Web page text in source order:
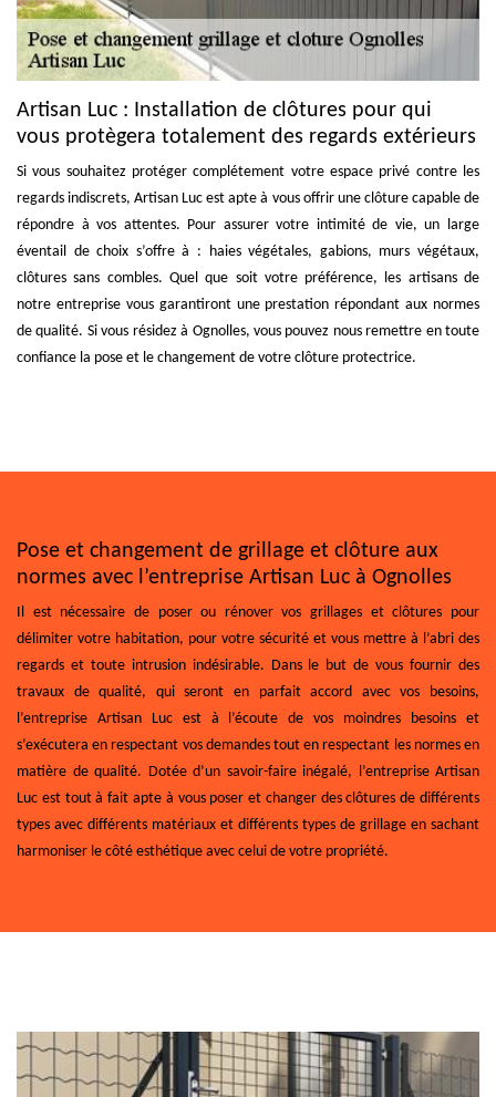
Artisan Luc : Installation de clôtures pour qui
vous protègera totalement des regards extérieurs
Si vous souhaitez protéger complétement votre espace privé contre les
regards indiscrets, Artisan Luc est apte à vous offrir une clôture capable de
répondre à vos attentes. Pour assurer votre intimité de vie, un large
éventail de choix s’offre à : haies végétales, gabions, murs végétaux,
clôtures sans combles. Quel que soit votre préférence, les artisans de
notre entreprise vous garantiront une prestation répondant aux normes
de qualité. Si vous résidez à Ognolles, vous pouvez nous remettre en toute
confiance la pose et le changement de votre clôture protectrice.
Pose et changement de grillage et clôture aux
normes avec l’entreprise Artisan Luc à Ognolles
Il est nécessaire de poser ou rénover vos grillages et clôtures pour
délimiter votre habitation, pour votre sécurité et vous mettre à l’abri des
regards et toute intrusion indésirable. Dans le but de vous fournir des
travaux de qualité, qui seront en parfait accord avec vos besoins,
l’entreprise Artisan Luc est à l’écoute de vos moindres besoins et
s’exécutera en respectant vos demandes tout en respectant les normes en
matière de qualité. Dotée d’un savoir-faire inégalé, l’entreprise Artisan
Luc est tout à fait apte à vous poser et changer des clôtures de différents
types avec différents matériaux et différents types de grillage en sachant
harmoniser le côté esthétique avec celui de votre propriété.